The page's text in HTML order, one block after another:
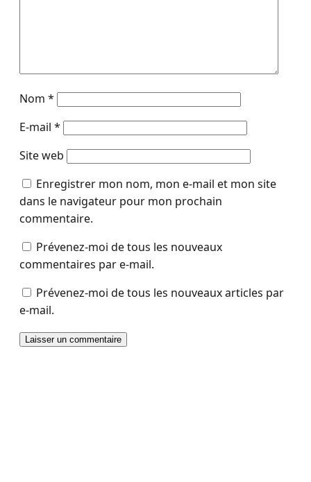
Nom *
E-mail *
Site web
Enregistrer mon nom, mon e-mail et mon site
dans le navigateur pour mon prochain
commentaire.
Prévenez-moi de tous les nouveaux
commentaires par e-mail.
Prévenez-moi de tous les nouveaux articles par
e-mail.